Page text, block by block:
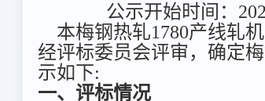
公示开始时间：
本梅钢热轧1780产线轧机
经评标委员会评审，确定
示如下:
一、评标情况